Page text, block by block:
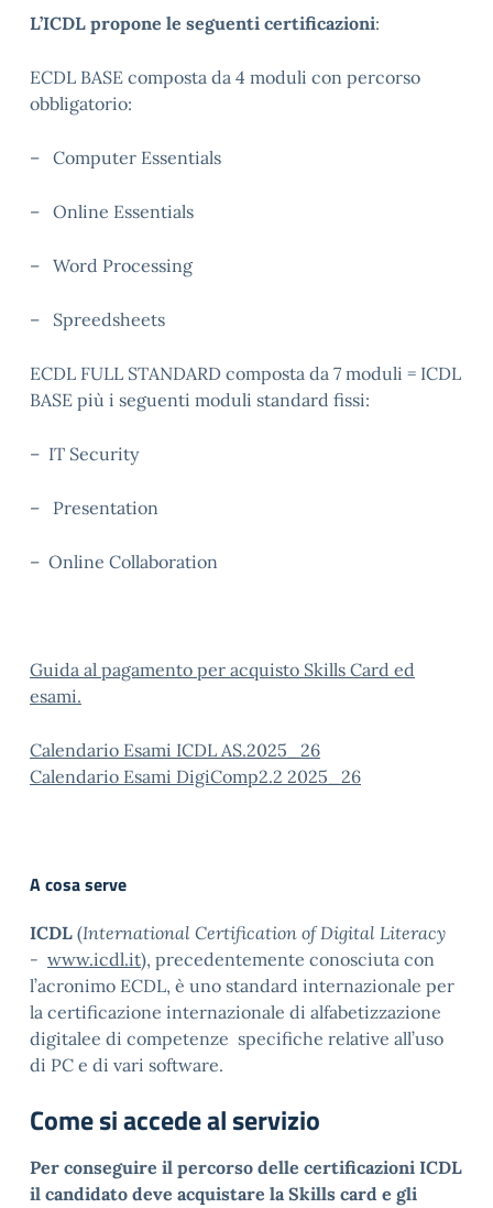
L’ICDL propone le seguenti certificazioni:
ECDL BASE composta da 4 moduli con percorso
obbligatorio:
– Computer Essentials
– Online Essentials
– Word Processing
– Spreedsheets
ECDL FULL STANDARD composta da 7 moduli = ICDL
BASE più i seguenti moduli standard fissi:
– IT Security
– Presentation
– Online Collaboration
Guida al pagamento per acquisto Skills Card ed
esami.
Calendario Esami ICDL AS.2025_26
Calendario Esami DigiComp2.2 2025_26
A cosa serve
ICDL (International Certification of Digital Literacy
- www.icdl.it), precedentemente conosciuta con
l’acronimo ECDL, è uno standard internazionale per
la certificazione internazionale di alfabetizzazione
digitalee di competenze specifiche relative all’uso
di PC e di vari software.
Come si accede al servizio
Per conseguire il percorso delle certificazioni ICDL
il candidato deve acquistare la Skills card e gli